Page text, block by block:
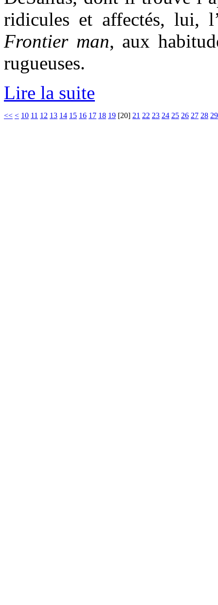
ridicules et affectés, lui,
Frontier man, aux
rugueuses.
Lire la suite
<< < 10 11 12 13 14 15 16 17 18 19 [20] 21 22 23 24 25 26 27 28 29